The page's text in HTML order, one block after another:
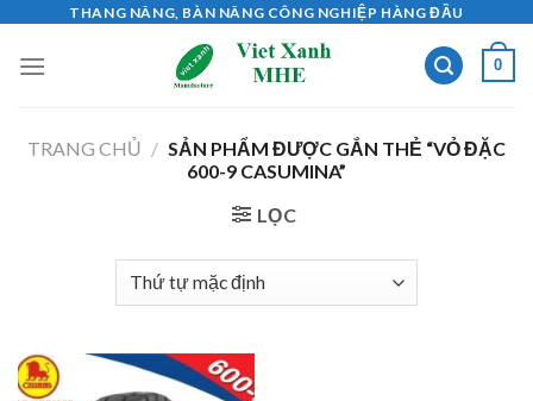
content
THANG NÂNG, BÀN NÂNG CÔNG NGHIỆP HÀNG ĐẦU
0
TRANG CHỦ / SẢN PHẨM ĐƯỢC GẮN THẺ “VỎ ĐẶC
600-9 CASUMINA”
LỌC